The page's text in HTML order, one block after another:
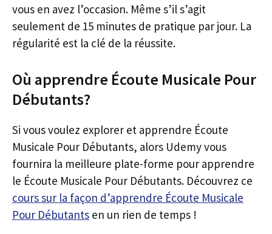
vous en avez l’occasion. Même s’il s’agit
seulement de 15 minutes de pratique par jour. La
régularité est la clé de la réussite.
Où apprendre Écoute Musicale Pour
Débutants?
Si vous voulez explorer et apprendre Écoute
Musicale Pour Débutants, alors Udemy vous
fournira la meilleure plate-forme pour apprendre
le Écoute Musicale Pour Débutants. Découvrez ce
cours sur la façon d’apprendre Écoute Musicale
Pour Débutants en un rien de temps !